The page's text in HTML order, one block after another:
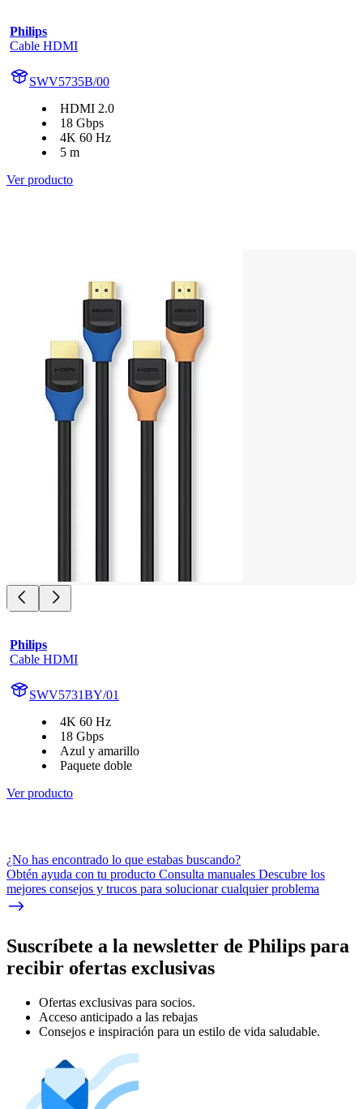
Philips
Cable HDMI
SWV5735B/00
HDMI 2.0
18 Gbps
4K 60 Hz
5 m
Ver producto
Philips
Cable HDMI
SWV5731BY/01
4K 60 Hz
18 Gbps
Azul y amarillo
Paquete doble
Ver producto
¿No has encontrado lo que estabas buscando?
Obtén ayuda con tu producto Consulta manuales Descubre los
mejores consejos y trucos para solucionar cualquier problema
Suscríbete a la newsletter de Philips para
recibir ofertas exclusivas
Ofertas exclusivas para socios.
Acceso anticipado a las rebajas
Consejos e inspiración para un estilo de vida saludable.